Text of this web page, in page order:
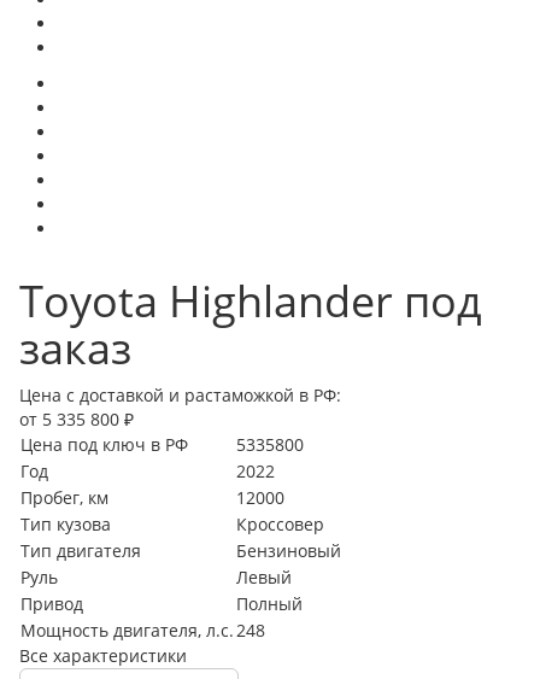
Toyota Highlander под
заказ
Цена с доставкой и растаможкой в РФ:
от 5 335 800 ₽
Цена под ключ в РФ
5335800
Год
2022
Пробег, км
12000
Тип кузова
Кроссовер
Тип двигателя
Бензиновый
Руль
Левый
Привод
Полный
Мощность двигателя, л.с.248
Все характеристики